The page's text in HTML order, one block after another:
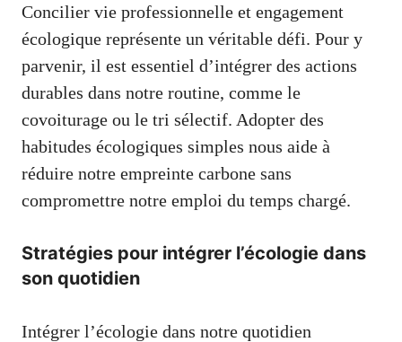
Concilier vie professionnelle et engagement
écologique représente un véritable défi. Pour y
parvenir, il est essentiel d’intégrer des actions
durables dans notre routine, comme le
covoiturage ou le tri sélectif. Adopter des
habitudes écologiques simples nous aide à
réduire notre empreinte carbone sans
compromettre notre emploi du temps chargé.
Stratégies pour intégrer l’écologie dans
son quotidien
Intégrer l’écologie dans notre quotidien